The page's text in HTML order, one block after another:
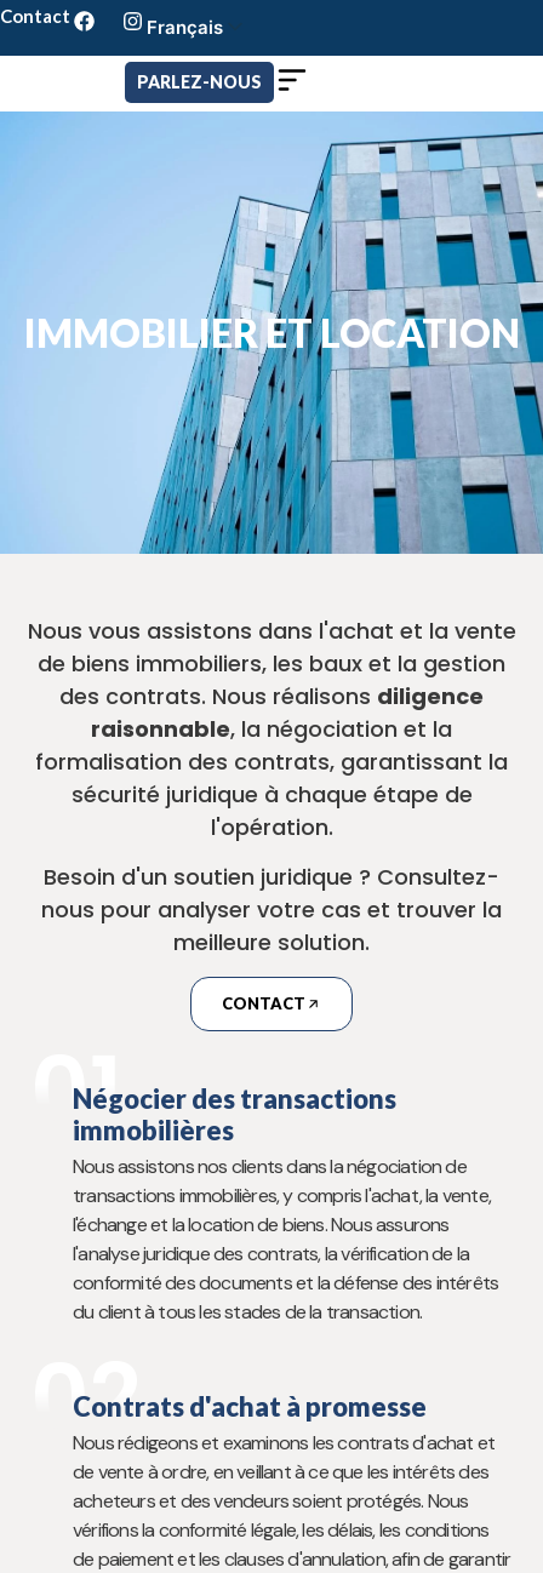
Contact
Français
Português
English
PARLEZ-NOUS
IMMOBILIER ET LOCATION
Nous vous assistons dans l'achat et la vente
de biens immobiliers, les baux et la gestion
des contrats. Nous réalisons diligence
raisonnable, la négociation et la
formalisation des contrats, garantissant la
sécurité juridique à chaque étape de
l'opération.
Besoin d'un soutien juridique ? Consultez-
nous pour analyser votre cas et trouver la
meilleure solution.
CONTACT
01
Négocier des transactions
immobilières
Nous assistons nos clients dans la négociation de
transactions immobilières, y compris l'achat, la vente,
l'échange et la location de biens. Nous assurons
l'analyse juridique des contrats, la vérification de la
conformité des documents et la défense des intérêts
du client à tous les stades de la transaction.
02
Contrats d'achat à promesse
Nous rédigeons et examinons les contrats d'achat et
de vente à ordre, en veillant à ce que les intérêts des
acheteurs et des vendeurs soient protégés. Nous
vérifions la conformité légale, les délais, les conditions
de paiement et les clauses d'annulation, afin de garantir